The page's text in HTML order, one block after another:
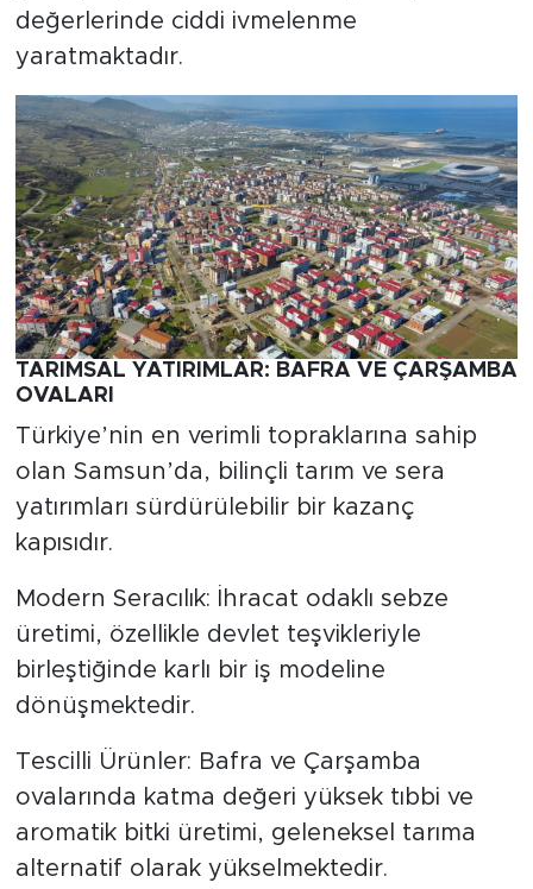
değerlerinde ciddi ivmelenme
yaratmaktadır.
TARIMSAL YATIRIMLAR: BAFRA VE ÇARŞAMBA
OVALARI
Türkiye’nin en verimli topraklarına sahip
olan Samsun’da, bilinçli tarım ve sera
yatırımları sürdürülebilir bir kazanç
kapısıdır.
Modern Seracılık: İhracat odaklı sebze
üretimi, özellikle devlet teşvikleriyle
birleştiğinde karlı bir iş modeline
dönüşmektedir.
Tescilli Ürünler: Bafra ve Çarşamba
ovalarında katma değeri yüksek tıbbi ve
aromatik bitki üretimi, geleneksel tarıma
alternatif olarak yükselmektedir.